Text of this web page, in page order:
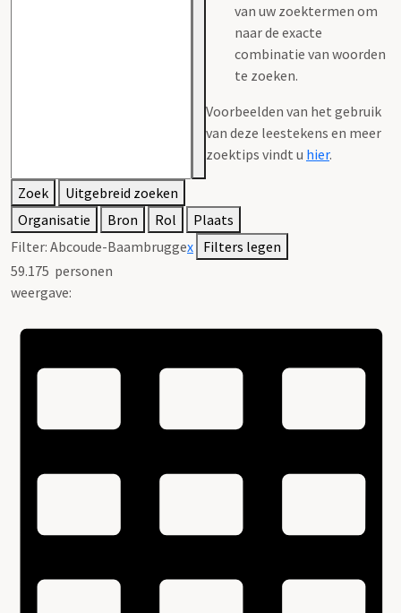
van uw zoektermen om
naar de exacte
combinatie van woorden
te zoeken.
Voorbeelden van het gebruik
van deze leestekens en meer
zoektips vindt u hier.
Zoek
Uitgebreid zoeken
Organisatie
Bron Rol
Plaats
Filter: Abcoude-Baambruggex Filters legen
59.175 personen
weergave: